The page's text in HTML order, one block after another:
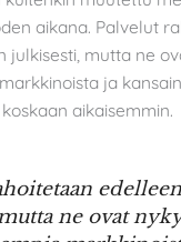
aikana. Palvelut
julkisesti, mutta ne
ja
aikaisemmin.
ne ovat